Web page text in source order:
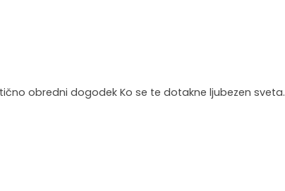
obredni dogodek Ko se te dotakne ljubezen sveta.